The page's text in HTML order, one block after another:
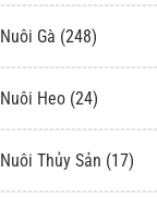
Nuôi Gà (248)
Nuôi Heo (24)
Nuôi Thủy Sản (17)